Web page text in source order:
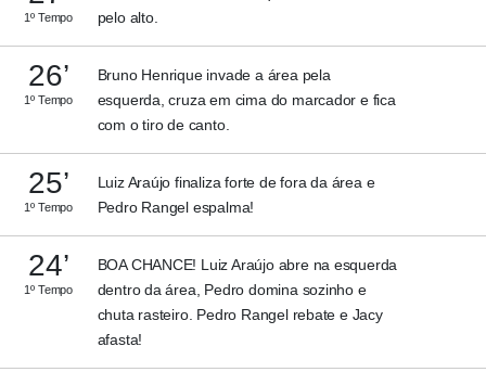
1º Tempo
pelo alto.
26’
1º Tempo
Bruno Henrique invade a área pela
esquerda, cruza em cima do marcador e fica
com o tiro de canto.
25’
1º Tempo
Luiz Araújo finaliza forte de fora da área e
Pedro Rangel espalma!
24’
1º Tempo
BOA CHANCE! Luiz Araújo abre na esquerda
dentro da área, Pedro domina sozinho e
chuta rasteiro. Pedro Rangel rebate e Jacy
afasta!